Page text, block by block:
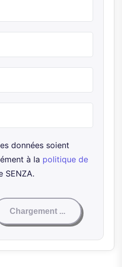
données soient
à la politique de
SENZA.
Chargement ...